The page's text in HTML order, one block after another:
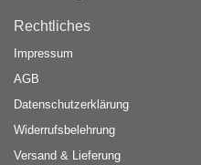
Rechtliches
Impressum
AGB
Datenschutzerklärung
Widerrufsbelehrung
Versand & Lieferung